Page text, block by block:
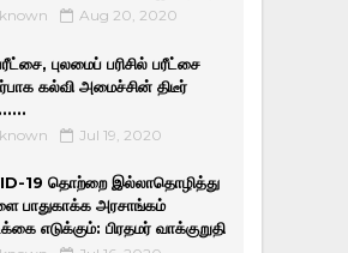
Aug 20, 2020
புலமைப் பரிசில் பரீட்சை
கல்வி அமைச்சின் திடீர்
Jul 19, 2020
19 தொற்றை இல்லாதொழித்து
பாதுகாக்க அரசாங்கம்
எடுக்கும்: பிரதமர் வாக்குறுதி